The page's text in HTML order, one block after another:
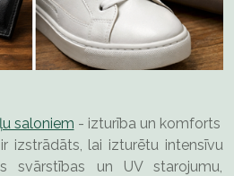
saloniem - izturība un komforts
izstrādāts, lai izturētu intensīvu
svārstības un UV starojumu,